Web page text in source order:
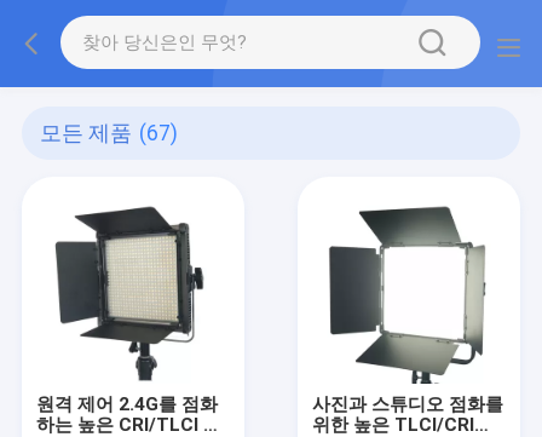
모든 제품 (67)
원격 제어 2.4G를 점화
하는 높은 CRI/TLCI 휴
사진과 스튜디오 점화를
위한 높은 TLCI/CRI를